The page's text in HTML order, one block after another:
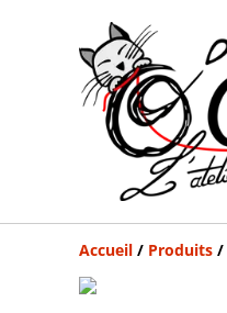
Accueil / Produits /